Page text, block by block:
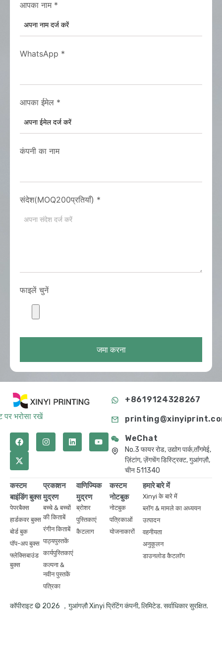
आपका नाम *
WhatsApp *
आपका ईमेल *
कंपनी का नाम
संदेश(MOQ200प्रतियाँ) *
फाइलें चुनें
जमा करना
पर भरोसा रखें
+8619124328267
WeChat
No.3 फायर रोड, उद्योग पार्क,ताँगमेई,
ज़िंटांग, ज़ेंगचेंग डिस्ट्रिक्ट, गुआंगज़ौ,
चीन 511340
कस्टम
बाइंडिंग बुक्स
पेपरबैक्स
हार्डकवर बुक्स
बोर्ड बुक
पॉप-अप बुक्स
फ्लेक्सिबाउंड
बुक्स
प्रकाशन
मुद्रण
बच्चे & बच्चों
की किताबें
रंगीन किताबें
पाठ्यपुस्तकें
कार्यपुस्तिकाएं
कल्पना &
नवीन पुस्तकें
पत्रिका
वाणिज्यिक
मुद्रण
ब्रोशर
पुस्तिकाएं
कैटलाग
कस्टम
नोटबुक
नोटबुक
पत्रिकाओं
योजनाकारों
हमारे बारे में
Xinyi के बारे में
ब्लॉग & मामले का अध्ययन
उत्पादन
वहनीयता
अनुकूलन
डाउनलोड कैटलॉग
कॉपीराइट © 2026 ，गुआंगज़ौ Xinyi प्रिंटिंग कंपनी, लिमिटेड. सर्वाधिकार सुरक्षित.